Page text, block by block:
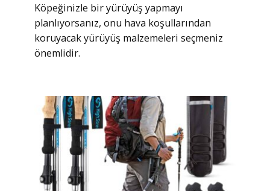
Köpeğinizle bir yürüyüş yapmayı
planlıyorsanız, onu hava koşullarından
koruyacak yürüyüş malzemeleri seçmeniz
önemlidir.